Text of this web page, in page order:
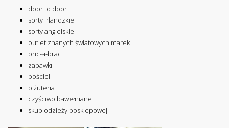
door to door
sorty irlandzkie
sorty angielskie
outlet znanych światowych marek
bric-a-brac
zabawki
pościel
biżuteria
czyściwo bawełniane
skup odzieży posklepowej